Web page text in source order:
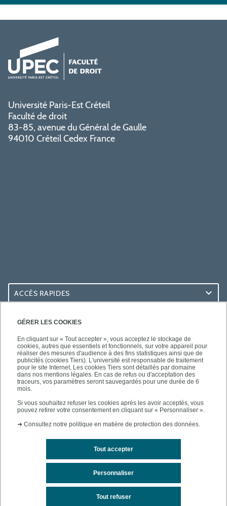
GÉRER LES COOKIES
En cliquant sur « Tout accepter », vous acceptez le stockage de
cookies, autres que essentiels et fonctionnels, sur votre appareil pour
réaliser des mesures d'audience à des fins statistiques ainsi que de
publicités (cookies Tiers). L'université est responsable de traitement
pour le site Internet. Les cookies Tiers sont détaillés par domaine
dans nos mentions légales. En cas de refus ou d'acceptation des
traceurs, vos paramètres seront sauvegardés pour une durée de 6
mois.
Si vous souhaitez refuser les cookies après les avoir acceptés, vous
pouvez retirer votre consentement en cliquant sur « Personnaliser ».
➜ Consultez notre politique en matière de protection des données.
Tout accepter
Tout refuser
Personnaliser
Université Paris-Est Créteil
Faculté de droit
83-85, avenue du Général de Gaulle
94010 Créteil Cedex France
ACCÈS RAPIDES
ACCÈS PRATIQUES
SUIVEZ-NOUS
Contacts
Plan du site